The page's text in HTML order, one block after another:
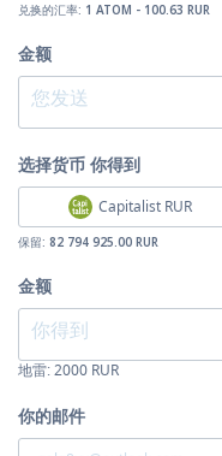
兑换的汇率: 1 ATOM - 100.63 RUR
金额
选择货币 你得到
Capitalist RUR
保留: 82 794 925.00 RUR
金额
地雷:2000 RUR
你的邮件